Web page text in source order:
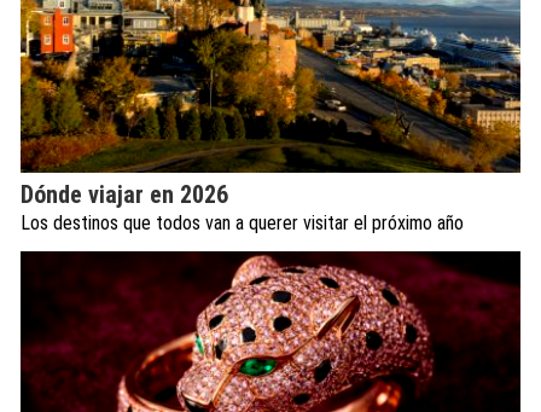
Dónde viajar en 2026
Los destinos que todos van a querer visitar el próximo año